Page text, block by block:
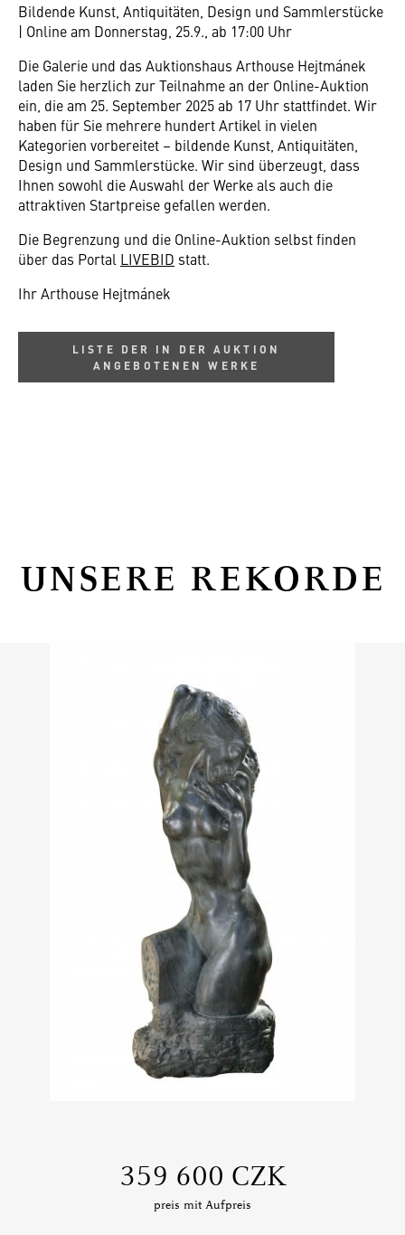
Bildende Kunst, Antiquitäten, Design und Sammlerstücke
| Online am Donnerstag, 25.9., ab 17:00 Uhr
Die Galerie und das Auktionshaus Arthouse Hejtmánek
laden Sie herzlich zur Teilnahme an der Online-Auktion
ein, die am 25. September 2025 ab 17 Uhr stattfindet. Wir
haben für Sie mehrere hundert Artikel in vielen
Kategorien vorbereitet – bildende Kunst, Antiquitäten,
Design und Sammlerstücke. Wir sind überzeugt, dass
Ihnen sowohl die Auswahl der Werke als auch die
attraktiven Startpreise gefallen werden.
Die Begrenzung und die Online-Auktion selbst finden
über das Portal LIVEBID statt.
Ihr Arthouse Hejtmánek
LISTE DER IN DER AUKTION
ANGEBOTENEN WERKE
UNSERE REKORDE
‍359 600 CZK
preis mit Aufpreis